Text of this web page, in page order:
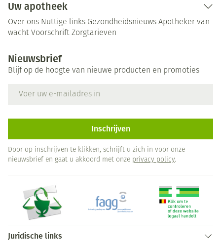
Uw apotheek
Over ons Nuttige links Gezondheidsnieuws Apotheker van
wacht Voorschrift Zorgtarieven
Nieuwsbrief
Blijf op de hoogte van nieuwe producten en promoties
Inschrijven
Door op inschrijven te klikken, schrijft u zich in voor onze
nieuwsbrief en gaat u akkoord met onze privacy policy.
Juridische links